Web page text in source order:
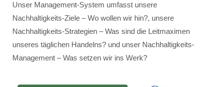
Unser Management-System umfasst unsere
Nachhaltigkeits-Ziele – Wo wollen wir hin?, unsere
Nachhaltigkeits-Strategien – Was sind die Leitmaximen
unseres täglichen Handelns? und unser Nachhaltigkeits-
Management – Was setzen wir ins Werk?